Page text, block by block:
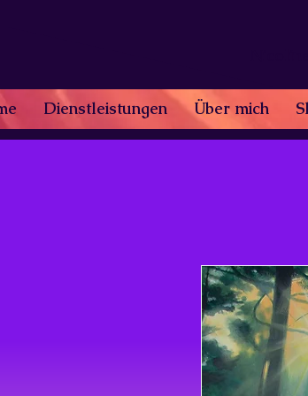
Dienstleistungen Über mich